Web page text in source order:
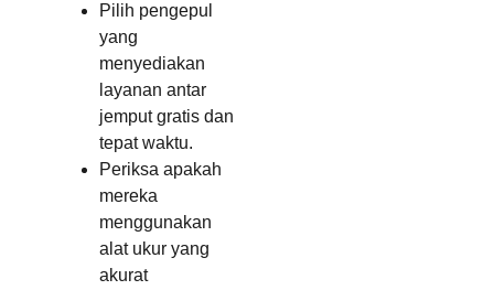
Pilih pengepul
yang
menyediakan
layanan antar
jemput gratis dan
tepat waktu.
Periksa apakah
mereka
menggunakan
alat ukur yang
akurat